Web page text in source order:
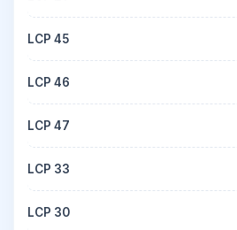
LCP 45
LCP 46
LCP 47
LCP 33
LCP 30